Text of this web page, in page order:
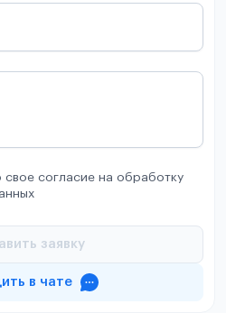
согласие на обработку
заявку
в чате